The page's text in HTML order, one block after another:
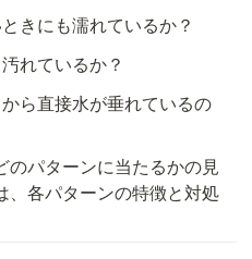
きにも濡れているか？
れているか？
ら直接水が垂れているの
のパターンに当たるかの見
、各パターンの特徴と対処